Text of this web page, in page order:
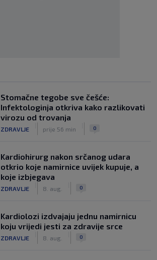
Stomačne tegobe sve češće:
Infektologinja otkriva kako razlikovati
virozu od trovanja
ZDRAVLJE prije 56 min 0
Kardiohirurg nakon srčanog udara
otkrio koje namirnice uvijek kupuje, a
koje izbjegava
ZDRAVLJE 8. aug. 0
Kardiolozi izdvajaju jednu namirnicu
koju vrijedi jesti za zdravije srce
ZDRAVLJE 8. aug. 0